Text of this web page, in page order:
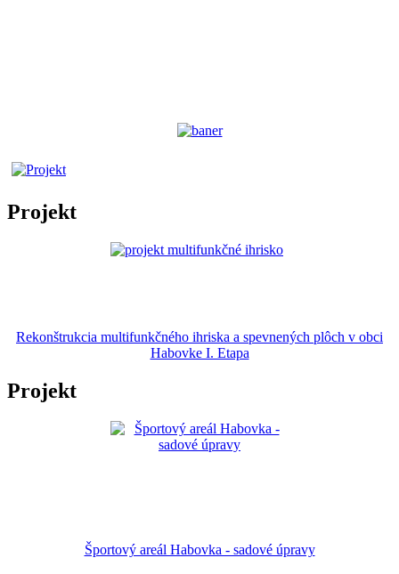
Projekt
Rekonštrukcia multifunkčného ihriska a spevnených plôch v obci
Habovke I. Etapa
Projekt
Športový areál Habovka - sadové úpravy